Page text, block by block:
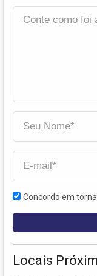
Concordo em
Locais